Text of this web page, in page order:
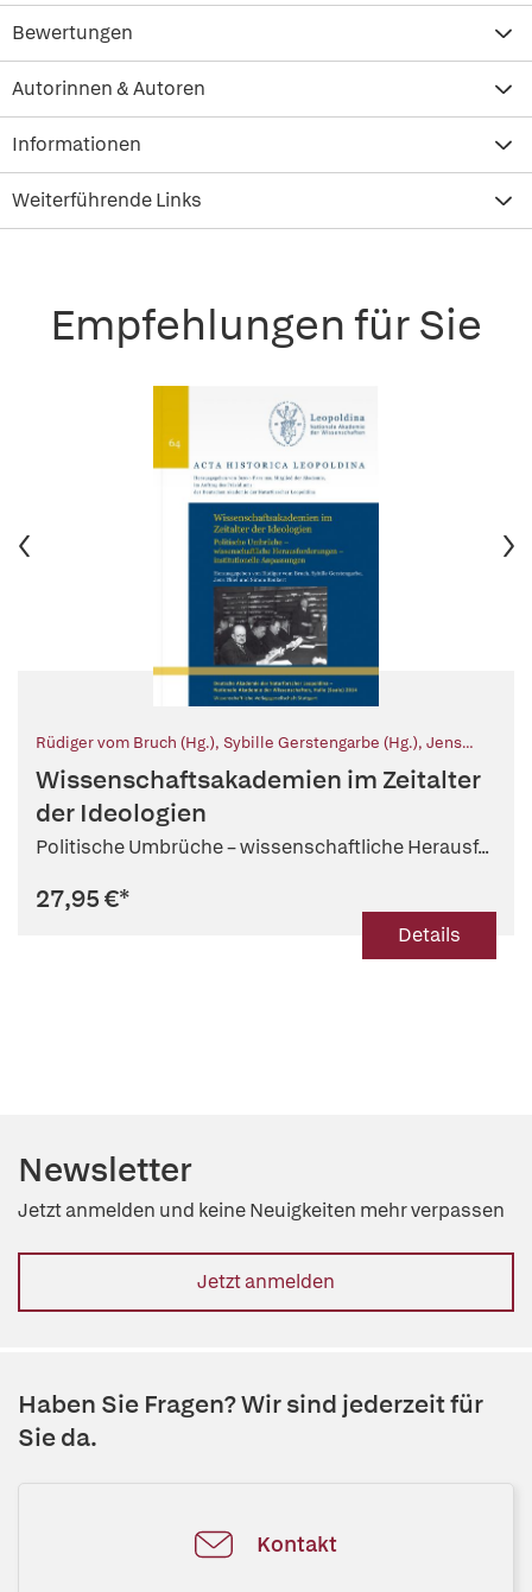
Bewertungen
Autorinnen & Autoren
Informationen
Weiterführende Links
Empfehlungen für Sie
Rüdiger vom Bruch (Hg.), Sybille Gerstengarbe (Hg.), Jens
Sophia Schemel (Kooperation)
Wissenschaftsakademien im Zeitalter
der Ideologien
Politische Umbrüche – wissenschaftliche Herausf...
27,95 €*
Details
Newsletter
Jetzt anmelden und keine Neuigkeiten mehr verpassen
Jetzt anmelden
Haben Sie Fragen? Wir sind jederzeit für
Sie da.
Kontakt